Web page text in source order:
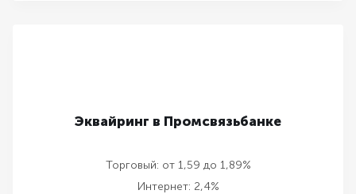
Эквайринг в Промсвязьбанке
Торговый: от 1,59 до 1,89%
Интернет: 2,4%